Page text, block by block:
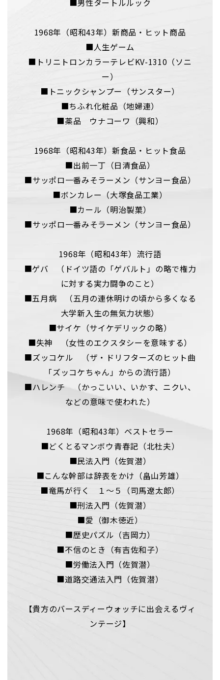
■男性タートルルック
1968年（昭和43年）新商品・ヒット商品
■人生ゲーム
■トリニトロンカラーテレビKV-1310（ソニ
ー）
■トニックシャンプー（サンスター）
■ちふれ化粧品（地婦連）
■薬品 ウナコーワ（興和）
1968年（昭和43年）新食品・ヒット食品
■出前一丁（日清食品）
■サッポロ一番みそラーメン（サンヨー食品）
■ボンカレー（大塚食品工業）
■カール（明治製菓）
■サッポロ一番みそラーメン（サンヨー食品）
1968年（昭和43年）流行語
■ゲバ （ドイツ語の「ゲバルト」の略で権力
に対する実力闘争のこと）
■五月病 （五月の連休明けの頃から多くなる
大学新入生の無気力状態）
■サイケ（サイケデリックの略）
■失神 （女性のエクスタシーを意味する）
■ズッコケル （ザ・ドリフターズのヒット曲
「ズッコケちゃん」からの流行語）
■ハレンチ （かっこいい、いかす、ニクい、
などの意味で使われた）
1968年（昭和43年）ベストセラー
■どくとるマンボウ青春記（北杜夫）
■民法入門（佐賀潜）
■こんな幹部は辞表をかけ（畠山芳雄）
■竜馬が行く １～５（司馬遼太郎）
■刑法入門（佐賀潜）
■愛（御木徳近）
■歴史パズル（吉岡力）
■不信のとき（有吉佐和子）
■労働法入門（佐賀潜）
■道路交通法入門（佐賀潜）
【貴方のバースディーウォッチに出会えるヴィ
ンテージ】